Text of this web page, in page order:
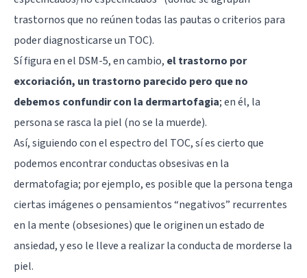
trastornos que no reúnen todas las pautas o criterios para
poder diagnosticarse un TOC).
Sí figura en el DSM-5, en cambio, el trastorno por
excoriación, un trastorno parecido pero que no
debemos confundir con la dermartofagia; en él, la
persona se rasca la piel (no se la muerde).
Así, siguiendo con el espectro del TOC, sí es cierto que
podemos encontrar conductas obsesivas en la
dermatofagia; por ejemplo, es posible que la persona tenga
ciertas imágenes o pensamientos “negativos” recurrentes
en la mente (obsesiones) que le originen un estado de
ansiedad, y eso le lleve a realizar la conducta de morderse la
piel.